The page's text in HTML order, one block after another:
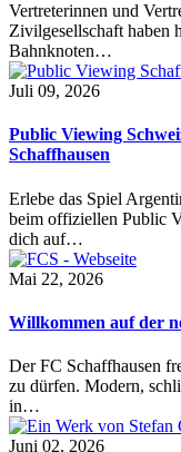
Vertreterinnen und
Zivilgesellschaft haben
Bahnknoten…
Juli 09, 2026
Public Viewing
Schaffhausen
Erlebe das Spiel
beim offiziellen Public
dich auf…
Mai 22, 2026
Willkommen auf der
Der FC Schaffhausen
zu dürfen. Modern,
in…
Juni 02, 2026